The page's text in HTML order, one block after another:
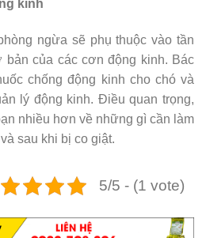
kinh
ngừa sẽ phụ thuộc vào tần
bản của các cơn động kinh. Bác
chống động kinh cho chó và
lý động kinh. Điều quan trọng,
nhiều hơn về những gì cần làm
sau khi bị co giật.
5/5 - (1 vote)